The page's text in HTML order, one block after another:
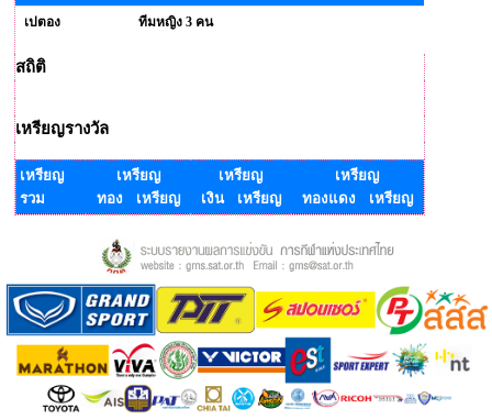
เปตอง
ทีมหญิง 3 คน
สถิติ
เหรียญรางวัล
เหรียญ
รวม
เหรียญ
ทอง เหรียญ
เหรียญ
เงิน เหรียญ
เหรียญ
ทองแดง เหรียญ